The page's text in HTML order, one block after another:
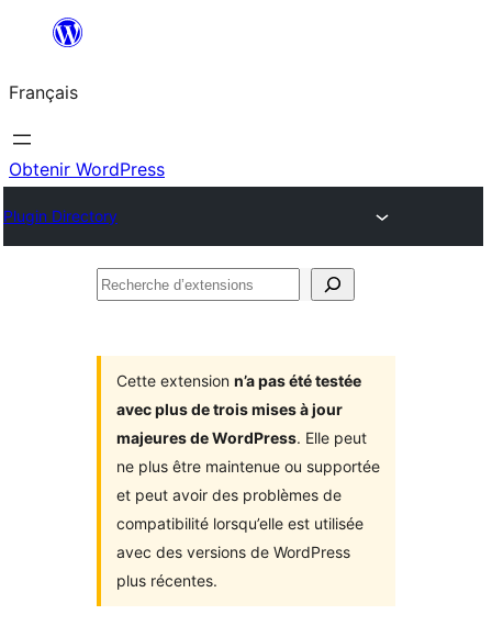
contenu
Français
Obtenir WordPress
Plugin Directory
Recherche
Cette extension n’a pas été testée
avec plus de trois mises à jour
majeures de WordPress. Elle peut
ne plus être maintenue ou supportée
et peut avoir des problèmes de
compatibilité lorsqu’elle est utilisée
avec des versions de WordPress
plus récentes.